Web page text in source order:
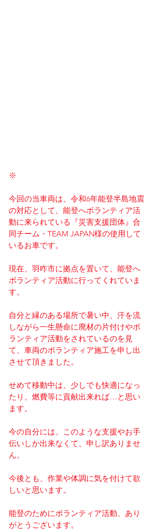
※
今回の当車両は、令和6年能登半島地震
の対応として、能登へボランティア活
動に来られている『災害支援団体』合
同チーム・TEAM JAPAN様の使用して
いるお車です。
現在、羽咋市に拠点を置いて、能登へ
ボランティア活動に行ってくれていま
す。
自分と縁のある場所で暑い中、汗を流
しながら一生懸命に廃材の片付けやボ
ランティア活動をされているのを見
て、車両のボランティア施工を申し出
させて頂きました。
せめて移動中は、少しでも快適になっ
たり、燃費等に貢献出来れば…と思い
ます。
今の自分には、このような支援やお手
伝いしか出来なくて、申し訳ありませ
ん。
今後とも、作業や体調に気を付けて欲
しいと思います。
能登のためにボランティア活動、あり
がとうございます。